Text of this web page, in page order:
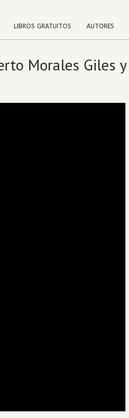
LIBROS GRATUITOS AUTORES
Morales Giles y